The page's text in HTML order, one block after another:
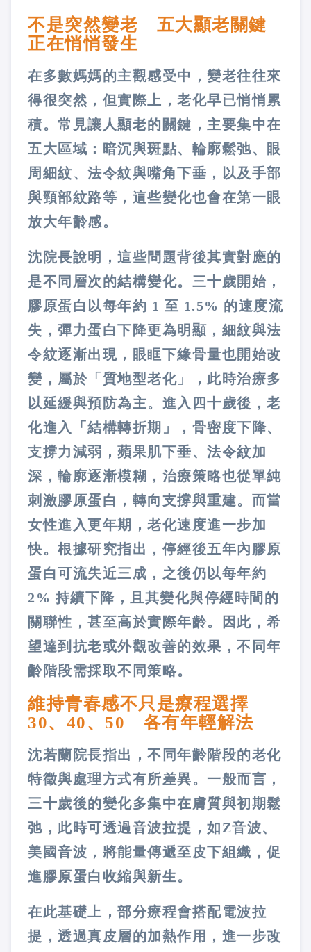
不是突然變老 五大顯老關鍵
正在悄悄發生
在多數媽媽的主觀感受中，變老往往來
得很突然，但實際上，老化早已悄悄累
積。常見讓人顯老的關鍵，主要集中在
五大區域：暗沉與斑點、輪廓鬆弛、眼
周細紋、法令紋與嘴角下垂，以及手部
與頸部紋路等，這些變化也會在第一眼
放大年齡感。
沈院長說明，這些問題背後其實對應的
是不同層次的結構變化。三十歲開始，
膠原蛋白以每年約 1 至 1.5% 的速度流
失，彈力蛋白下降更為明顯，細紋與法
令紋逐漸出現，眼眶下緣骨量也開始改
變，屬於「質地型老化」，此時治療多
以延緩與預防為主。進入四十歲後，老
化進入「結構轉折期」，骨密度下降、
支撐力減弱，蘋果肌下垂、法令紋加
深，輪廓逐漸模糊，治療策略也從單純
刺激膠原蛋白，轉向支撐與重建。而當
女性進入更年期，老化速度進一步加
快。根據研究指出，停經後五年內膠原
蛋白可流失近三成，之後仍以每年約
2% 持續下降，且其變化與停經時間的
關聯性，甚至高於實際年齡。因此，希
望達到抗老或外觀改善的效果，不同年
齡階段需採取不同策略。
維持青春感不只是療程選擇
30、40、50 各有年輕解法
沈若蘭院長指出，不同年齡階段的老化
特徵與處理方式有所差異。一般而言，
三十歲後的變化多集中在膚質與初期鬆
弛，此時可透過音波拉提，如Z音波、
美國音波，將能量傳遞至皮下組織，促
進膠原蛋白收縮與新生。
在此基礎上，部分療程會搭配電波拉
提，透過真皮層的加熱作用，進一步改